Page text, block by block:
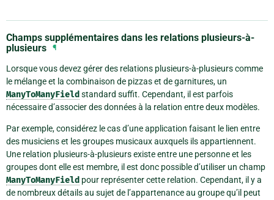
Champs supplémentaires dans les relations plusieurs-à-
plusieurs
¶
Lorsque vous devez gérer des relations plusieurs-à-plusieurs comme
le mélange et la combinaison de pizzas et de garnitures, un
ManyToManyField standard suffit. Cependant, il est parfois
nécessaire d’associer des données à la relation entre deux modèles.
Par exemple, considérez le cas d’une application faisant le lien entre
des musiciens et les groupes musicaux auxquels ils appartiennent.
Une relation plusieurs-à-plusieurs existe entre une personne et les
groupes dont elle est membre, il est donc possible d’utiliser un champ
ManyToManyField pour représenter cette relation. Cependant, il y a
de nombreux détails au sujet de l’appartenance au groupe qu’il peut